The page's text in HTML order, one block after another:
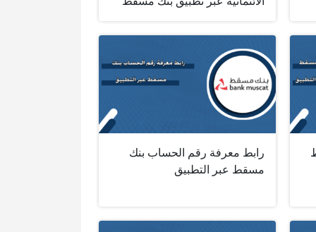
رابط معرفة رقم الحساب بنك
مسقط عبر التطبيق